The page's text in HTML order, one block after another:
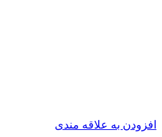
افزودن به علاقه مندی